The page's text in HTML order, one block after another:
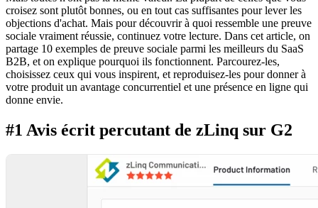
croisez sont plutôt bonnes, ou en tout cas suffisantes pour lever les
objections d'achat. Mais pour découvrir à quoi ressemble une preuve
sociale vraiment réussie, continuez votre lecture. Dans cet article, on
partage 10 exemples de preuve sociale parmi les meilleurs du SaaS
B2B, et on explique pourquoi ils fonctionnent. Parcourez-les,
choisissez ceux qui vous inspirent, et reproduisez-les pour donner à
votre produit un avantage concurrentiel et une présence en ligne qui
donne envie.
#1 Avis écrit percutant de zLinq sur G2